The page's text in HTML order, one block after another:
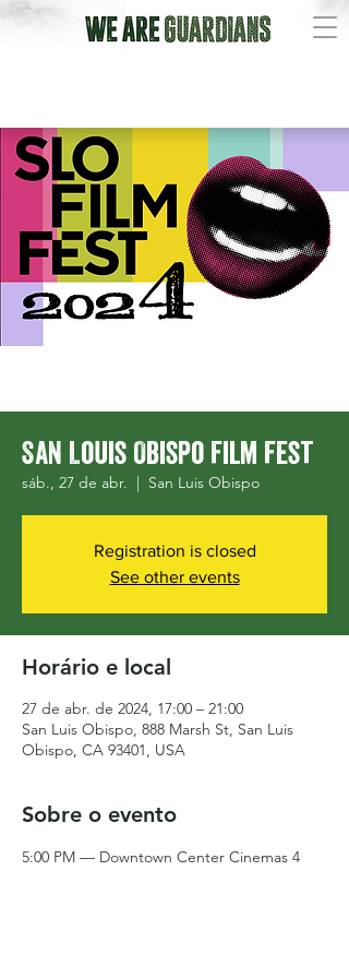
San Louis Obispo Film Fest
sáb., 27 de abr.
  |
San Luis Obispo
Registration is closed
See other events
Horário e local
27 de abr. de 2024, 17:00 – 21:00
San Luis Obispo, 888 Marsh St, San Luis
Obispo, CA 93401, USA
Sobre o evento
5:00 PM — Downtown Center Cinemas 4